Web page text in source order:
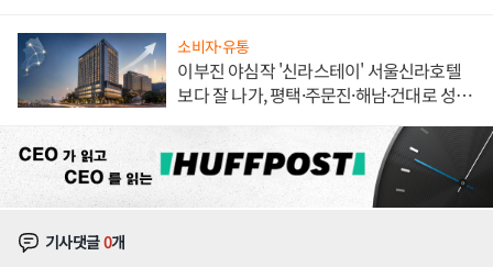
소비자·유통
이부진 야심작 '신라스테이' 서울신라호텔
보다 잘 나가, 평택·주문진·해남·건대로 성
기사댓글0개